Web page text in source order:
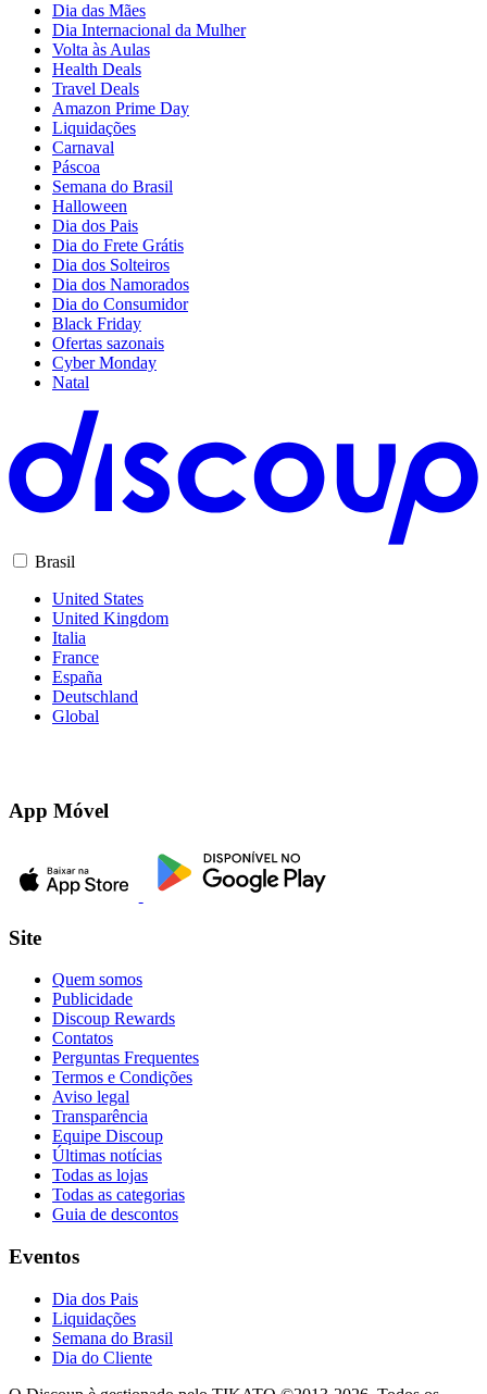
Dia das Mães
Dia Internacional da Mulher
Volta às Aulas
Health Deals
Travel Deals
Amazon Prime Day
Liquidações
Carnaval
Páscoa
Semana do Brasil
Halloween
Dia dos Pais
Dia do Frete Grátis
Dia dos Solteiros
Dia dos Namorados
Dia do Consumidor
Black Friday
Ofertas sazonais
Cyber Monday
Natal
Brasil
United States
United Kingdom
Italia
France
España
Deutschland
Global
App Móvel
Site
Quem somos
Publicidade
Discoup Rewards
Contatos
Perguntas Frequentes
Termos e Condições
Aviso legal
Transparência
Equipe Discoup
Últimas notícias
Todas as lojas
Todas as categorias
Guia de descontos
Eventos
Dia dos Pais
Liquidações
Semana do Brasil
Dia do Cliente